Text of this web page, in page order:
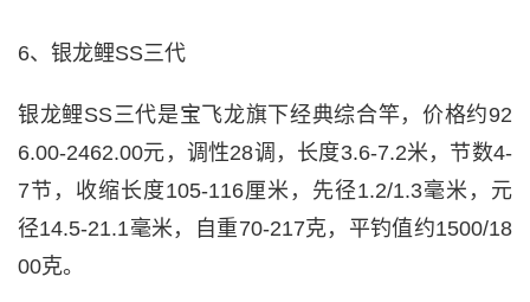
6、银龙鲤SS三代
银龙鲤SS三代是宝飞龙旗下经典综合竿，价格约92
6.00-2462.00元，调性28调，长度3.6-7.2米，节数4-
7节，收缩长度105-116厘米，先径1.2/1.3毫米，元
径14.5-21.1毫米，自重70-217克，平钓值约1500/18
00克。